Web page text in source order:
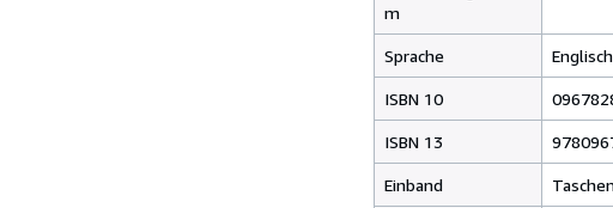
m
Sprache Englisch
ISBN 10
ISBN 13
Einband